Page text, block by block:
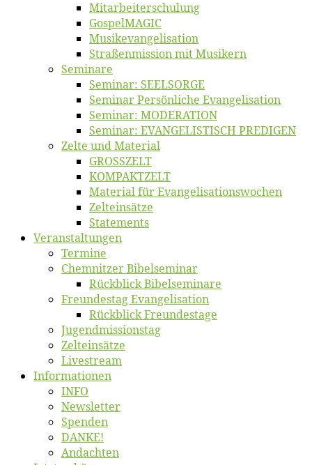
Mitarbeiter­schulung
Gos­pel­MA­GIC
Musikevan­ge­li­sa­tion
Straßenmis­sion mit Musikern
Se­mi­na­re
Se­mi­nar: SEELSORGE
Se­mi­nar Per­sön­li­che Evangelisation
Se­mi­nar: MODERATION
Se­mi­nar: EVANGELISTISCH PREDIGEN
Zel­te und Material
GROSSZELT
KOMPAKTZELT
Ma­te­ri­al für Evangelisationswochen
Zelt­ein­sät­ze
State­ments
Ver­an­stal­tun­gen
Ter­mi­ne
Chemnit­zer Bibelseminar
Rück­blick Bibelseminare
Freun­des­tag Evangelisation
Rück­blick Freundestage
Jugend­mis­sions­tag
Zelt­ein­sät­ze
Live­stream
Informatio­nen
INFO
News­let­ter
Spen­den
DANKE!
An­dach­ten